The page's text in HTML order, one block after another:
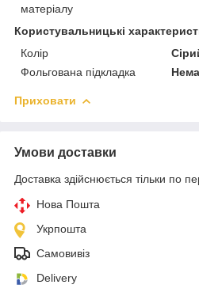
матеріалу
Користувальницькі
Колір
Фольгована підкладка
Приховати
Умови доставки
Доставка здійснюється тільки по
Нова Пошта
Укрпошта
Самовивіз
Delivery